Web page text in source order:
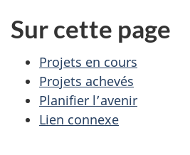
Sur cette page
Projets en cours
Projets achevés
Planifier l’avenir
Lien connexe